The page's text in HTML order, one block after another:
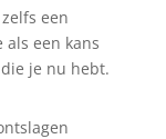
een
een kans
je nu hebt.